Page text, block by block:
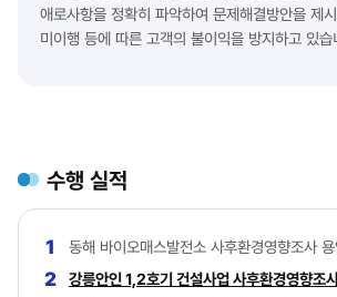
애로사항을 정확히 파악하여 문제해결방안을 제
미이행 등에 따른 고객의 불이익을 방지하고 있습
수행 실적
1 동해 바이오매스발전소 사후환경영향조사 용
2 강릉안인 1,2호기 건설사업 사후환경영향조